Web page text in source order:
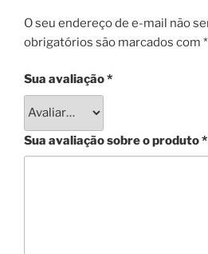
O seu endereço de e-mail não
obrigatórios são marcados com *
Sua avaliação*
Sua avaliação sobre o produto*